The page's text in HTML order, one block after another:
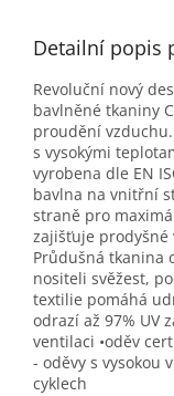
Detailní popis
Revoluční nový
bavlněné tkaniny
proudění
s vysokými
vyrobena dle EN
bavlna na vnitřní
straně pro
zajišťuje prodyšné
Průdušná tkanina
nositeli svěžest,
textilie pomáhá
odrazí až 97% UV
ventilaci •oděv
- oděvy s vysokou
cyklech